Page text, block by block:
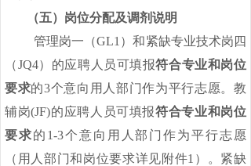
（五）岗位分配及调剂说明
管理岗一（GL1）和紧缺专业技术岗四
（JQ4）的应聘人员可填报符合专业和岗位
要求的3个意向用人部门作为平行志愿。教
辅岗(JF)的应聘人员可填报符合专业和岗位
要求的 1-3个意向用人部门作为平行志愿
（用人部门和岗位要求详见附件1）。紧缺